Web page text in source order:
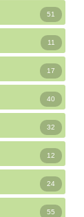
51
11
17
40
32
12
24
55